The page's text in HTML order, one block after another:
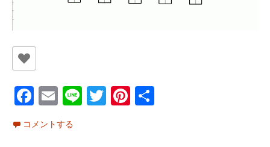
Fa
ce
b
E
m
ai
Li T
Pi
コメントする